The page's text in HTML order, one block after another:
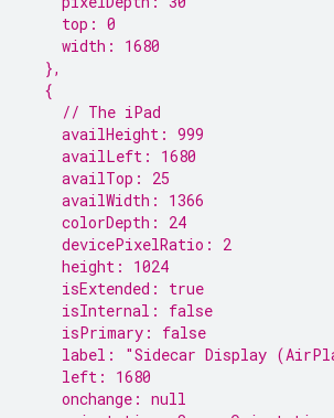
    top: 0
    width: 1680
  },
  {
    // The iPad
    availHeight: 999
    availLeft: 1680
    availTop: 25
    availWidth: 1366
    colorDepth: 24
    devicePixelRatio: 2
    height: 1024
    isExtended: true
    isInternal: false
    isPrimary: false
label: "Sidecar Display
    left: 1680
    onchange: null